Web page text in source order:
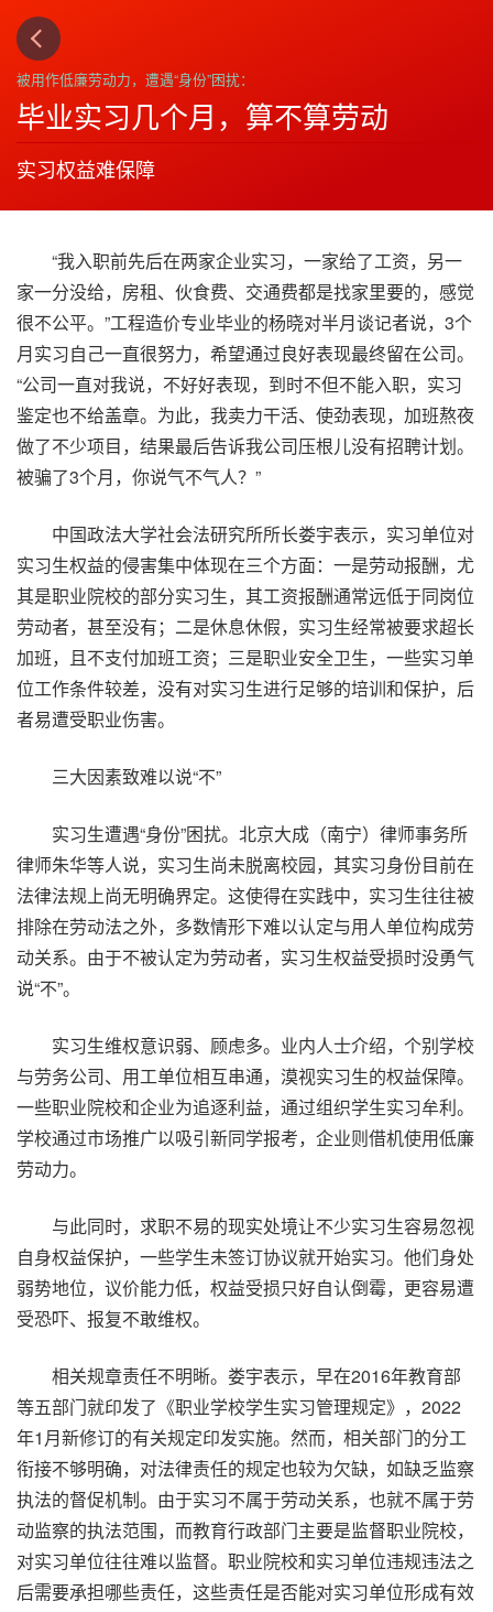
被用作低廉劳动力，遭遇“身份”困扰：
毕业实习几个月，算不算劳动
实习权益难保障
“我入职前先后在两家企业实习，一家给了工资，另一
家一分没给，房租、伙食费、交通费都是找家里要的，感觉
很不公平。”工程造价专业毕业的杨晓对半月谈记者说，3个
月实习自己一直很努力，希望通过良好表现最终留在公司。
“公司一直对我说，不好好表现，到时不但不能入职，实习
鉴定也不给盖章。为此，我卖力干活、使劲表现，加班熬夜
做了不少项目，结果最后告诉我公司压根儿没有招聘计划。
被骗了3个月，你说气不气人？”
中国政法大学社会法研究所所长娄宇表示，实习单位对
实习生权益的侵害集中体现在三个方面：一是劳动报酬，尤
其是职业院校的部分实习生，其工资报酬通常远低于同岗位
劳动者，甚至没有；二是休息休假，实习生经常被要求超长
加班，且不支付加班工资；三是职业安全卫生，一些实习单
位工作条件较差，没有对实习生进行足够的培训和保护，后
者易遭受职业伤害。
三大因素致难以说“不”
实习生遭遇“身份”困扰。北京大成（南宁）律师事务所
律师朱华等人说，实习生尚未脱离校园，其实习身份目前在
法律法规上尚无明确界定。这使得在实践中，实习生往往被
排除在劳动法之外，多数情形下难以认定与用人单位构成劳
动关系。由于不被认定为劳动者，实习生权益受损时没勇气
说“不”。
实习生维权意识弱、顾虑多。业内人士介绍，个别学校
与劳务公司、用工单位相互串通，漠视实习生的权益保障。
一些职业院校和企业为追逐利益，通过组织学生实习牟利。
学校通过市场推广以吸引新同学报考，企业则借机使用低廉
劳动力。
与此同时，求职不易的现实处境让不少实习生容易忽视
自身权益保护，一些学生未签订协议就开始实习。他们身处
弱势地位，议价能力低，权益受损只好自认倒霉，更容易遭
受恐吓、报复不敢维权。
相关规章责任不明晰。娄宇表示，早在2016年教育部
等五部门就印发了《职业学校学生实习管理规定》，2022
年1月新修订的有关规定印发实施。然而，相关部门的分工
衔接不够明确，对法律责任的规定也较为欠缺，如缺乏监察
执法的督促机制。由于实习不属于劳动关系，也就不属于劳
动监察的执法范围，而教育行政部门主要是监督职业院校，
对实习单位往往难以监督。职业院校和实习单位违规违法之
后需要承担哪些责任，这些责任是否能对实习单位形成有效